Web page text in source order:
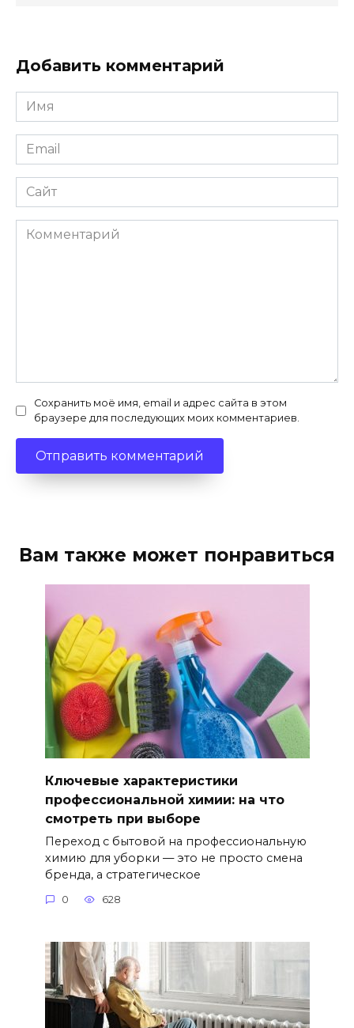
Добавить комментарий
Имя
Email
Сайт
Комментарий
Сохранить моё имя, email и адрес сайта в этом
браузере для последующих моих комментариев.
Вам также может понравиться
Ключевые характеристики
профессиональной химии: на что
смотреть при выборе
Переход с бытовой на профессиональную
химию для уборки — это не просто смена
бренда, а стратегическое
0 628